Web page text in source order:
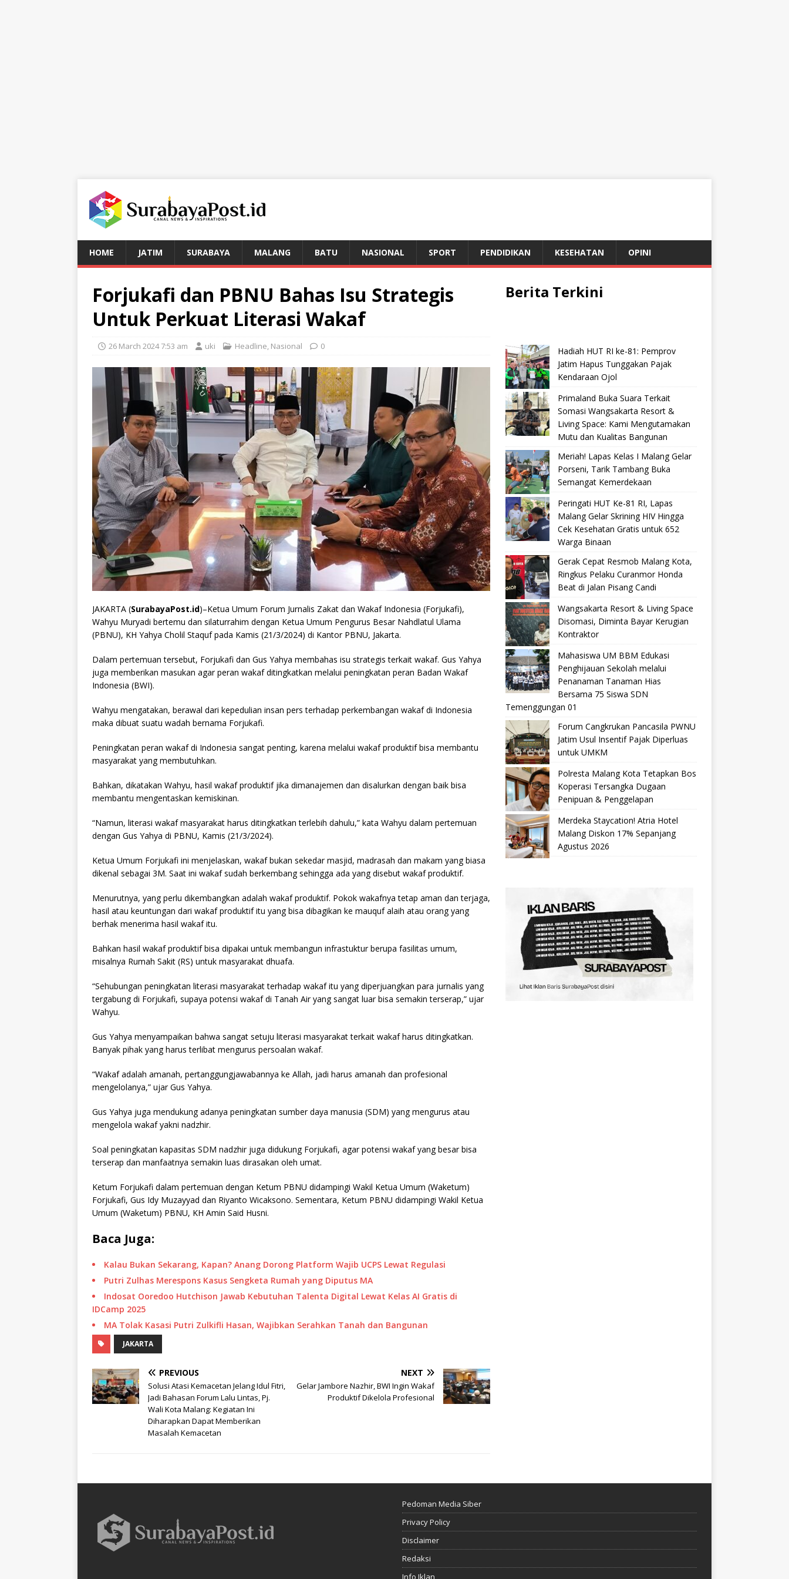
HOME JATIM SURABAYA MALANG BATU NASIONAL SPORT PENDIDIKAN KESEHATAN OPINI
Forjukafi dan PBNU Bahas Isu Strategis
Untuk Perkuat Literasi Wakaf
26 March 2024 7:53 am uki Headline, Nasional 0
JAKARTA (SurabayaPost.id)–Ketua Umum Forum Jurnalis Zakat dan Wakaf Indonesia (Forjukafi),
Wahyu Muryadi bertemu dan silaturrahim dengan Ketua Umum Pengurus Besar Nahdlatul Ulama
(PBNU), KH Yahya Cholil Staquf pada Kamis (21/3/2024) di Kantor PBNU, Jakarta.
Dalam pertemuan tersebut, Forjukafi dan Gus Yahya membahas isu strategis terkait wakaf. Gus Yahya
juga memberikan masukan agar peran wakaf ditingkatkan melalui peningkatan peran Badan Wakaf
Indonesia (BWI).
Wahyu mengatakan, berawal dari kepedulian insan pers terhadap perkembangan wakaf di Indonesia
maka dibuat suatu wadah bernama Forjukafi.
Peningkatan peran wakaf di Indonesia sangat penting, karena melalui wakaf produktif bisa membantu
masyarakat yang membutuhkan.
Bahkan, dikatakan Wahyu, hasil wakaf produktif jika dimanajemen dan disalurkan dengan baik bisa
membantu mengentaskan kemiskinan.
“Namun, literasi wakaf masyarakat harus ditingkatkan terlebih dahulu,” kata Wahyu dalam pertemuan
dengan Gus Yahya di PBNU, Kamis (21/3/2024).
Ketua Umum Forjukafi ini menjelaskan, wakaf bukan sekedar masjid, madrasah dan makam yang biasa
dikenal sebagai 3M. Saat ini wakaf sudah berkembang sehingga ada yang disebut wakaf produktif.
Menurutnya, yang perlu dikembangkan adalah wakaf produktif. Pokok wakafnya tetap aman dan terjaga,
hasil atau keuntungan dari wakaf produktif itu yang bisa dibagikan ke mauquf alaih atau orang yang
berhak menerima hasil wakaf itu.
Bahkan hasil wakaf produktif bisa dipakai untuk membangun infrastuktur berupa fasilitas umum,
misalnya Rumah Sakit (RS) untuk masyarakat dhuafa.
“Sehubungan peningkatan literasi masyarakat terhadap wakaf itu yang diperjuangkan para jurnalis yang
tergabung di Forjukafi, supaya potensi wakaf di Tanah Air yang sangat luar bisa semakin terserap,” ujar
Wahyu.
Gus Yahya menyampaikan bahwa sangat setuju literasi masyarakat terkait wakaf harus ditingkatkan.
Banyak pihak yang harus terlibat mengurus persoalan wakaf.
“Wakaf adalah amanah, pertanggungjawabannya ke Allah, jadi harus amanah dan profesional
mengelolanya,” ujar Gus Yahya.
Gus Yahya juga mendukung adanya peningkatan sumber daya manusia (SDM) yang mengurus atau
mengelola wakaf yakni nadzhir.
Soal peningkatan kapasitas SDM nadzhir juga didukung Forjukafi, agar potensi wakaf yang besar bisa
terserap dan manfaatnya semakin luas dirasakan oleh umat.
Ketum Forjukafi dalam pertemuan dengan Ketum PBNU didampingi Wakil Ketua Umum (Waketum)
Forjukafi, Gus Idy Muzayyad dan Riyanto Wicaksono. Sementara, Ketum PBNU didampingi Wakil Ketua
Umum (Waketum) PBNU, KH Amin Said Husni.
Baca Juga:
Kalau Bukan Sekarang, Kapan? Anang Dorong Platform Wajib UCPS Lewat Regulasi
Putri Zulhas Merespons Kasus Sengketa Rumah yang Diputus MA
Indosat Ooredoo Hutchison Jawab Kebutuhan Talenta Digital Lewat Kelas AI Gratis di
IDCamp 2025
MA Tolak Kasasi Putri Zulkifli Hasan, Wajibkan Serahkan Tanah dan Bangunan
JAKARTA
PREVIOUS
Solusi Atasi Kemacetan Jelang Idul Fitri,
Jadi Bahasan Forum Lalu Lintas, Pj.
Wali Kota Malang: Kegiatan Ini
Diharapkan Dapat Memberikan
Masalah Kemacetan
NEXT
Gelar Jambore Nazhir, BWI Ingin Wakaf
Produktif Dikelola Profesional
Berita Terkini
Hadiah HUT RI ke-81: Pemprov
Jatim Hapus Tunggakan Pajak
Kendaraan Ojol
Primaland Buka Suara Terkait
Somasi Wangsakarta Resort &
Living Space: Kami Mengutamakan
Mutu dan Kualitas Bangunan
Meriah! Lapas Kelas I Malang Gelar
Porseni, Tarik Tambang Buka
Semangat Kemerdekaan
Peringati HUT Ke-81 RI, Lapas
Malang Gelar Skrining HIV Hingga
Cek Kesehatan Gratis untuk 652
Warga Binaan
Gerak Cepat Resmob Malang Kota,
Ringkus Pelaku Curanmor Honda
Beat di Jalan Pisang Candi
Wangsakarta Resort & Living Space
Disomasi, Diminta Bayar Kerugian
Kontraktor
Mahasiswa UM BBM Edukasi
Penghijauan Sekolah melalui
Penanaman Tanaman Hias
Bersama 75 Siswa SDN
Temenggungan 01
Forum Cangkrukan Pancasila PWNU
Jatim Usul Insentif Pajak Diperluas
untuk UMKM
Polresta Malang Kota Tetapkan Bos
Koperasi Tersangka Dugaan
Penipuan & Penggelapan
Merdeka Staycation! Atria Hotel
Malang Diskon 17% Sepanjang
Agustus 2026
Pedoman Media Siber
Privacy Policy
Disclaimer
Redaksi
Info Iklan